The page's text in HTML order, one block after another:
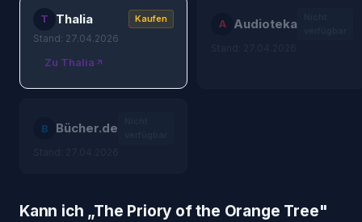
T Thalia Kaufen
Stand: 27.04.2026
Zu Thalia
A Audioteka
B Bücher.de
Kann ich „The Priory of the Orange Tree"